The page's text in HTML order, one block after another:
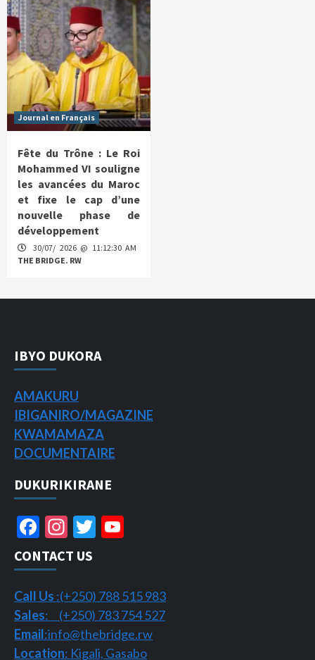
Journal en Français
Fête du Trône : Le Roi
Mohammed VI souligne
les avancées du Maroc
et fixe le cap d’une
nouvelle phase de
développement
30/07/ 2026 @ 11:12:30 AM
THE BRIDGE. RW
IBYO DUKORA
AMAKURU
IBIGANIRO/MAGAZINE
KWAMAMAZA
DOCUMENTAIRE
DUKURIKIRANE
Facebook
Instagram
Twitter
CONTACT US
Call Us :(+250) 788 515 983
Sales: (+250) 783 754 527
Email:info@thebridge.rw
Location: Kigali, Gasabo